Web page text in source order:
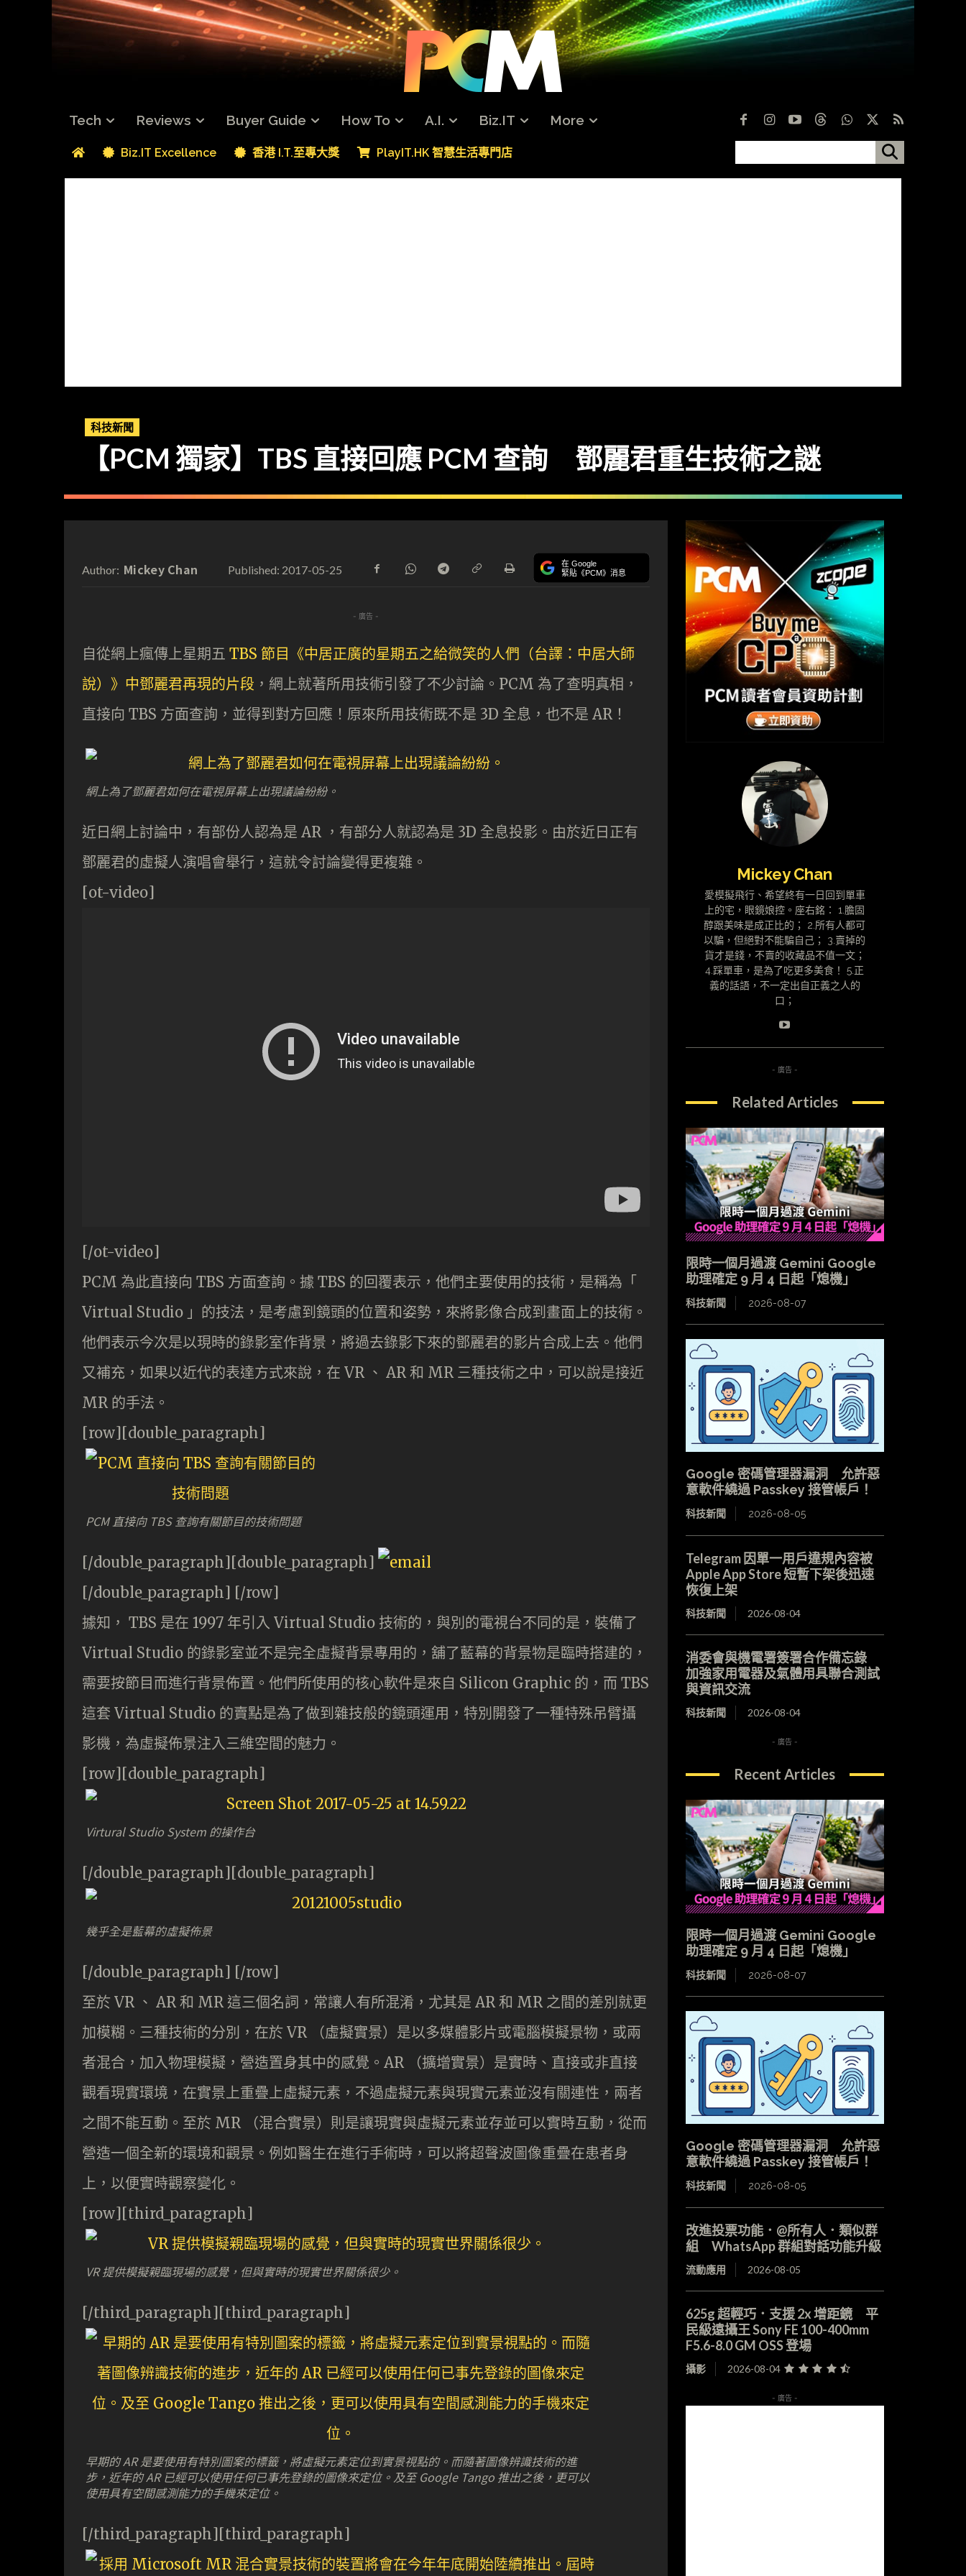
Tech Reviews Buyer Guide How To A.I. Biz.IT More
Biz.IT Excellence 香港 I.T.至專大獎 PlayIT.HK 智慧生活專門店
科技新聞
【PCM 獨家】TBS 直接回應 PCM 查詢 鄧麗君重生技術之謎
Author: Mickey Chan Published: 2017-05-25 在 Google
緊貼《PCM》消息
- 廣告 -
自從網上瘋傳上星期五 TBS 節目《中居正廣的星期五之給微笑的人們（台譯：中居大師
說）》中鄧麗君再現的片段 ，網上就著所用技術引發了不少討論。PCM 為了查明真相，
直接向 TBS 方面查詢，並得到對方回應！原來所用技術既不是 3D 全息，也不是 AR！
網上為了鄧麗君如何在電視屏幕上出現議論紛紛。
近日網上討論中，有部份人認為是 AR ，有部分人就認為是 3D 全息投影。由於近日正有
鄧麗君的虛擬人演唱會舉行，這就令討論變得更複雜。
[ot-video]
[/ot-video]
PCM 為此直接向 TBS 方面查詢。據 TBS 的回覆表示，他們主要使用的技術，是稱為「
Virtual Studio 」的技法，是考慮到鏡頭的位置和姿勢，來將影像合成到畫面上的技術。
他們表示今次是以現時的錄影室作背景，將過去錄影下來的鄧麗君的影片合成上去。他們
又補充，如果以近代的表達方式來說，在 VR 、 AR 和 MR 三種技術之中，可以說是接近
MR 的手法。
[row][double_paragraph]
PCM 直接向 TBS 查詢有關節目的技術問題
[/double_paragraph][double_paragraph]
[/double_paragraph] [/row]
據知， TBS 是在 1997 年引入 Virtual Studio 技術的，與別的電視台不同的是，裝備了
Virtual Studio 的錄影室並不是完全虛擬背景專用的，舖了藍幕的背景物是臨時搭建的，
需要按節目而進行背景佈置。他們所使用的核心軟件是來自 Silicon Graphic 的，而 TBS
這套 Virtual Studio 的賣點是為了做到雜技般的鏡頭運用，特別開發了一種特殊吊臂攝
影機，為虛擬佈景注入三維空間的魅力。
[row][double_paragraph]
Virtural Studio System 的操作台
[/double_paragraph][double_paragraph]
幾乎全是藍幕的虛擬佈景
[/double_paragraph] [/row]
至於 VR 、 AR 和 MR 這三個名詞，常讓人有所混淆，尤其是 AR 和 MR 之間的差別就更
加模糊。三種技術的分別，在於 VR （虛擬實景）是以多媒體影片或電腦模擬景物，或兩
者混合，加入物理模擬，營造置身其中的感覺。AR （擴增實景）是實時、直接或非直接
觀看現實環境，在實景上重疊上虛擬元素，不過虛擬元素與現實元素並沒有關連性，兩者
之間不能互動。至於 MR （混合實景）則是讓現實與虛擬元素並存並可以實時互動，從而
營造一個全新的環境和觀景。例如醫生在進行手術時，可以將超聲波圖像重疊在患者身
上，以便實時觀察變化。
[row][third_paragraph]
VR 提供模擬親臨現場的感覺，但與實時的現實世界關係很少。
[/third_paragraph][third_paragraph]
早期的 AR 是要使用有特別圖案的標籤，將虛擬元素定位到實景視點的。而隨著圖像辨識技術的進
步，近年的 AR 已經可以使用任何已事先登錄的圖像來定位。及至 Google Tango 推出之後，更可以
使用具有空間感測能力的手機來定位。
[/third_paragraph][third_paragraph]
Mickey Chan
愛模擬飛行、希望終有一日回到單車
上的宅，眼鏡娘控。座右銘： 1.膽固
醇跟美味是成正比的； 2.所有人都可
以騙，但絕對不能騙自己； 3.賣掉的
貨才是錢，不賣的收藏品不值一文；
4.踩單車，是為了吃更多美食！ 5.正
義的話語，不一定出自正義之人的
口；
- 廣告 -
Related Articles
限時一個月過渡 Gemini Google
助理確定 9 月 4 日起「熄機」
科技新聞 2026-08-07
Google 密碼管理器漏洞 允許惡
意軟件繞過 Passkey 接管帳戶！
科技新聞 2026-08-05
Telegram 因單一用戶違規內容被
Apple App Store 短暫下架後迅速
恢復上架
科技新聞 2026-08-04
消委會與機電署簽署合作備忘錄
加強家用電器及氣體用具聯合測試
與資訊交流
科技新聞 2026-08-04
- 廣告 -
Recent Articles
限時一個月過渡 Gemini Google
助理確定 9 月 4 日起「熄機」
科技新聞 2026-08-07
Google 密碼管理器漏洞 允許惡
意軟件繞過 Passkey 接管帳戶！
科技新聞 2026-08-05
改進投票功能．@所有人．類似群
組 WhatsApp 群組對話功能升級
流動應用 2026-08-05
625g 超輕巧．支援 2x 增距鏡 平
民級遠攝王 Sony FE 100-400mm
F5.6-8.0 GM OSS 登場
攝影 2026-08-04
- 廣告 -